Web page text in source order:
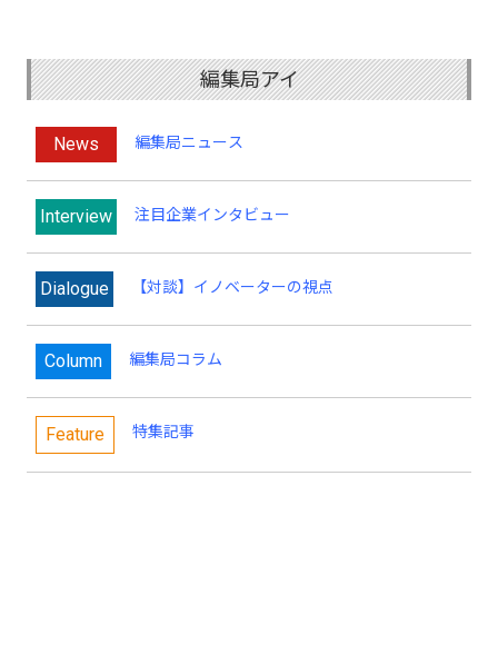
編集局アイ
News 編集局ニュース
Interview 注目企業インタビュー
Dialogue 【対談】イノベーターの視点
Column 編集局コラム
Feature 特集記事